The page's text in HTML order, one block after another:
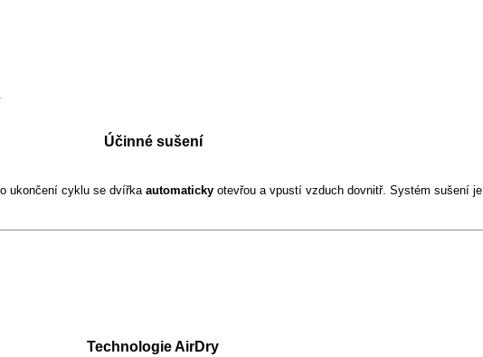
Účinné sušení
ukončení cyklu se dvířka automaticky otevřou a vpustí vzduch dovnitř. Systém sušení je
Technologie AirDry